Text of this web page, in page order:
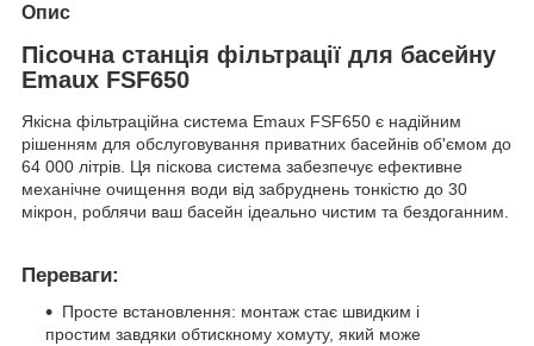
Опис
Пісочна станція фільтрації для басейну
Emaux FSF650
Якісна фільтраційна система Emaux FSF650 є надійним
рішенням для обслуговування приватних басейнів об'ємом до
64 000 літрів. Ця піскова система забезпечує ефективне
механічне очищення води від забруднень тонкістю до 30
мікрон, роблячи ваш басейн ідеально чистим та бездоганним.
Переваги:
Просте встановлення: монтаж стає швидким і
простим завдяки обтискному хомуту, який може